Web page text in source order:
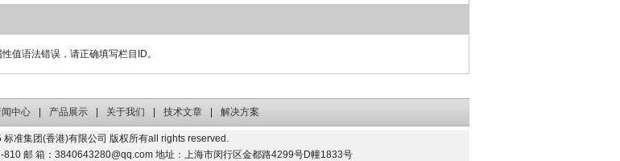
值语法错误，请正确填写栏目ID。
中心 产品展示 关于我们 技术文章 解决方案
准集团(香港)有限公司 版权所有all rights reserved.
邮 箱：3840643280@qq.com 地址：上海市闵行区金都路4299号D幢1833号